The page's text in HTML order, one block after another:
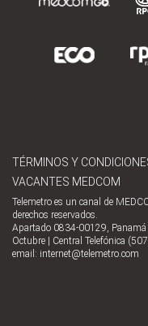
TÉRMINOS Y
VACANTES MEDCOM
Telemetro es un canal de
derechos reservados.
Apartado 0834-00129, Panamá
Octubre | Central Telefónica
email: internet@telemetro.com